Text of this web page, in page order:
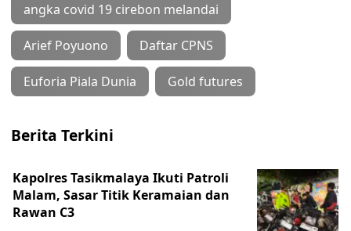
angka covid 19 cirebon melandai
Arief Poyuono Daftar CPNS
Euforia Piala Dunia Gold futures
Berita Terkini
Kapolres Tasikmalaya Ikuti Patroli
Malam, Sasar Titik Keramaian dan
Rawan C3